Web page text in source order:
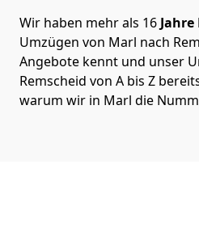
Wir haben mehr als 16
Umzügen von Marl nach
Angebote kennt und unser
Remscheid von A bis Z
warum wir in Marl die